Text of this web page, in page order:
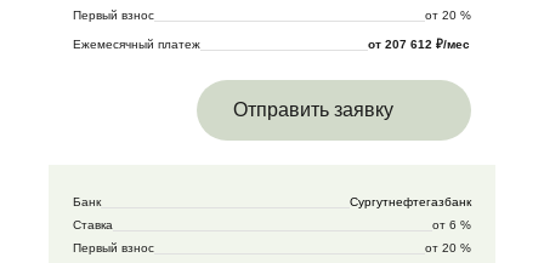
Первый взнос
от 20 %
Ежемесячный платеж от 207 612 ₽/мес
Отправить заявку
Банк
Сургутнефтегазбанк
Ставка
от 6 %
Первый взнос
от 20 %